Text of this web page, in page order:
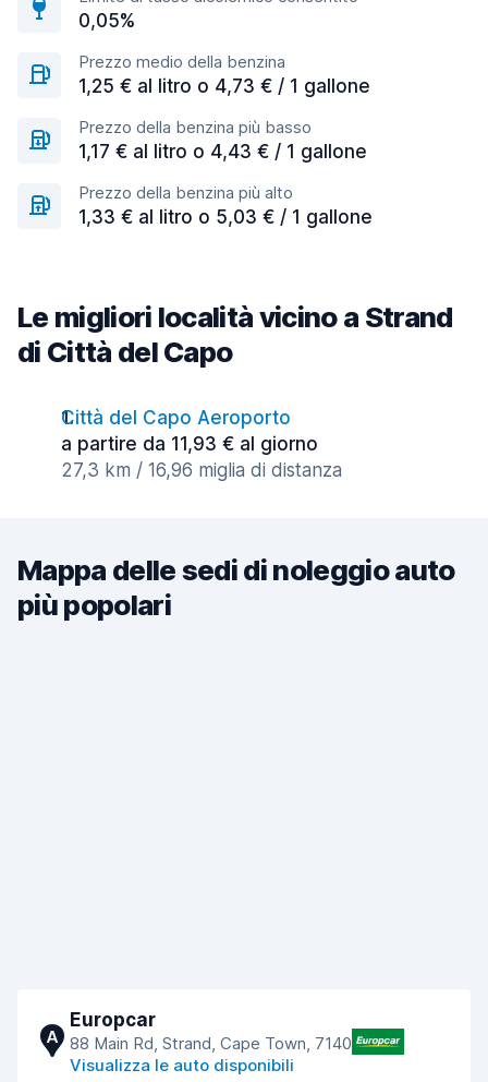
0,05%
Prezzo medio della benzina
1,25 € al litro o 4,73 € / 1 gallone
Prezzo della benzina più basso
1,17 € al litro o 4,43 € / 1 gallone
Prezzo della benzina più alto
1,33 € al litro o 5,03 € / 1 gallone
Le migliori località vicino a Strand
di Città del Capo
Città del Capo Aeroporto
a partire da 11,93 € al giorno
27,3 km / 16,96 miglia di distanza
Mappa delle sedi di noleggio auto
più popolari
A
Europcar
88 Main Rd, Strand, Cape Town, 7140
Visualizza le auto disponibili